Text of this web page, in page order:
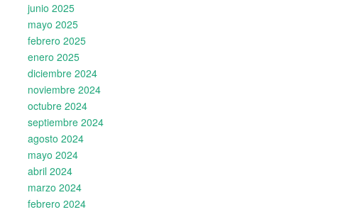
junio 2025
mayo 2025
febrero 2025
enero 2025
diciembre 2024
noviembre 2024
octubre 2024
septiembre 2024
agosto 2024
mayo 2024
abril 2024
marzo 2024
febrero 2024